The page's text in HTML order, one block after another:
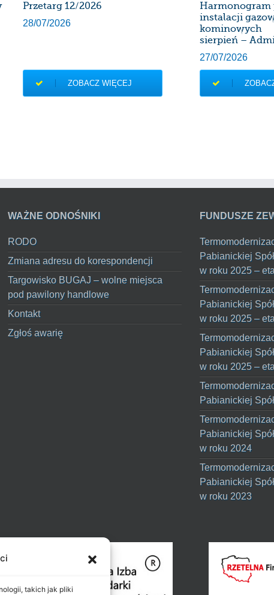
takich jak pliki
Przetarg 12/2026
28/07/2026
ZOBACZ WIĘCEJ
Harmonogram
instalacji
kominowych
sierpień –
27/07/2026
WAŻNE ODNOŚNIKI
RODO
Zmiana adresu do korespondencji
Targowisko BUGAJ – wolne miejsca
pod pawilony handlowe
Kontakt
Zgłoś awarię
FUNDUSZE
Pabianickiej
w roku 2025 –
Pabianickiej
w roku 2025 –
Pabianickiej
w roku 2025 –
Pabianickiej
Pabianickiej
w roku 2024
Pabianickiej
w roku 2023